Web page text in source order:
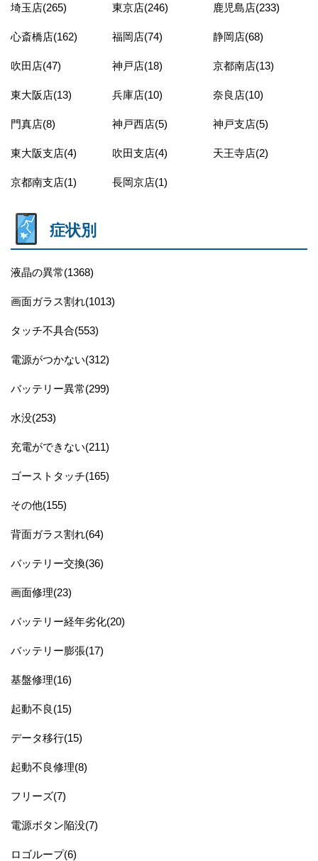
埼玉店(265) 東京店(246) 鹿児島店(233)
心斎橋店(162) 福岡店(74) 静岡店(68)
吹田店(47) 神戸店(18) 京都南店(13)
東大阪店(13) 兵庫店(10) 奈良店(10)
門真店(8) 神戸西店(5) 神戸支店(5)
東大阪支店(4) 吹田支店(4) 天王寺店(2)
京都南支店(1) 長岡京店(1)
症状別
液晶の異常(1368)
画面ガラス割れ(1013)
タッチ不具合(553)
電源がつかない(312)
バッテリー異常(299)
水没(253)
充電ができない(211)
ゴーストタッチ(165)
その他(155)
背面ガラス割れ(64)
バッテリー交換(36)
画面修理(23)
バッテリー経年劣化(20)
バッテリー膨張(17)
基盤修理(16)
起動不良(15)
データ移行(15)
起動不良修理(8)
フリーズ(7)
電源ボタン陥没(7)
ロゴループ(6)